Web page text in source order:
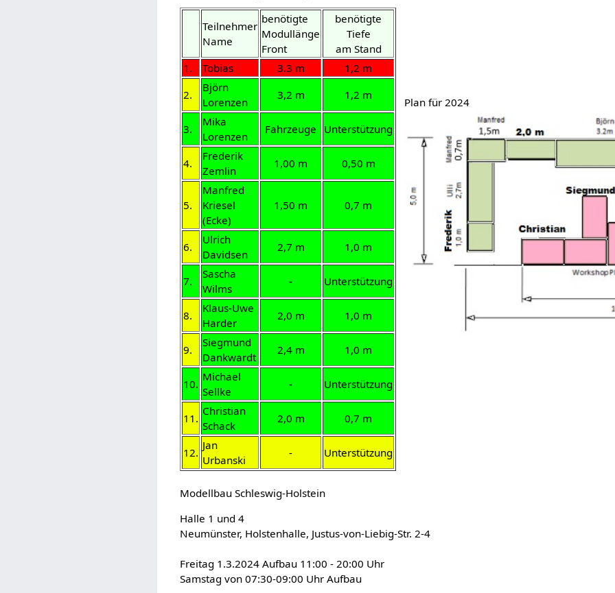
Teilnehmer
Name
benötigte
Modullänge
Front
benötigte
Tiefe
am Stand
1.
Tobias 3.3 m
1,2 m
2.
Björn
Lorenzen
3,2 m 1,2 m
3.
Mika
Lorenzen
Fahrzeuge Unterstützung
4.
Frederik
Zemlin
1,00 m 0,50 m
5.
Manfred
Kriesel
(Ecke)
1,50 m 0,7 m
6.
Ulrich
Davidsen
2,7 m 1,0 m
7.
Sascha
Wilms
- Unterstützung
8.
Klaus-Uwe
Harder
2,0 m 1,0 m
9.
Siegmund
Dankwardt
2,4 m 1,0 m
10.
Michael
Sellke
- Unterstützung
11.
Christian
Schack
2,0 m 0,7 m
12.
Jan
Urbanski
- Unterstützung
Plan für 2024
Modellbau Schleswig-Holstein
Halle 1 und 4
Neumünster, Holstenhalle, Justus-von-Liebig-Str. 2-4
Freitag 1.3.2024 Aufbau 11:00 - 20:00 Uhr
Samstag von 07:30-09:00 Uhr Aufbau